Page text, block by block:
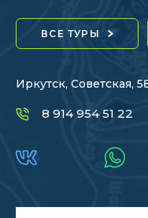
ВСЕ ТУРЫ
Иркутск, Советская,
8 914 954 51 22